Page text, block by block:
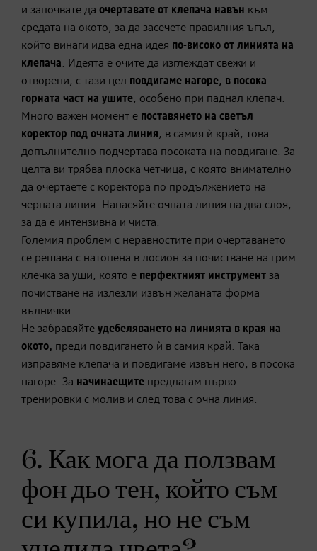
и започвате да очертавате от клепача навън към
средата на окото, за да засечете правилния ъгъл,
който винаги идва една идея по-високо от линията на
клепача. Идеята е очите да изглеждат свежи и
отворени, с тази цел повдигаме нагоре, в посока
горната част на ушите, особено при паднал клепач.
Много важен момент е поставянето на светъл
коректор под очната линия, в самия ѝ край, това
допълнително подчертава посоката на повдигане. За
целта ви трябва плоска четчица, с която внимателно
да очертаете с коректора по продължението на
черната линия. Нанасяйте очната линия на два слоя,
за да е интензивна и чиста.
Големия проблем с неравностите при очертаването
се решава с натопена в лосион за почистване на грим
клечка за уши, която е перфектният инструмент за
почистване на излезли извън желаната форма
вълнички.
Не забравяйте удебеляването на линията в края на
окото, преди повдигането ѝ в самия край. Така
изправяме клепача и повдигаме извън него, в посока
нагоре. За начинаещите предлагам първо
тренировки с молив и след това с очна линия.
6. Как мога да ползвам
фон дьо тен, който съм
си купила, но не съм